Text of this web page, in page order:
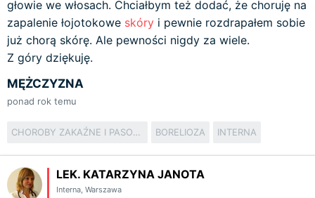
głowie we włosach. Chciałbym też dodać, że choruję na
zapalenie łojotokowe skóry i pewnie rozdrapałem sobie
już chorą skórę. Ale pewności nigdy za wiele.
Z góry dziękuję.
MĘŻCZYZNA
ponad rok temu
CHOROBY ZAKAŹNE I PASOŻYTNICZE BORELIOZA INTERNA
LEK. KATARZYNA JANOTA
Interna, Warszawa